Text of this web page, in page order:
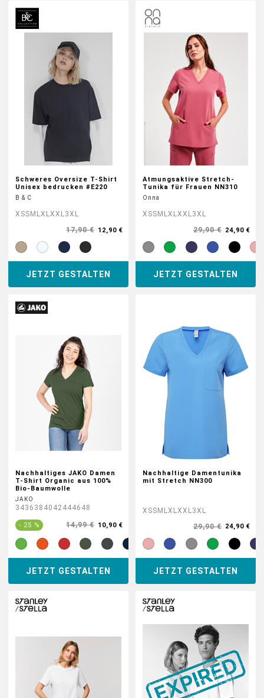
Schweres Oversize T-Shirt
Unisex bedrucken #E220
B & C
XSS M LXLXXL3XL
17,90 € 12,90 €
JETZT GESTALTEN
Atmungsaktive Stretch-
Tunika für Frauen NN310
Onna
XSS M LXLXXL3XL
29,90 € 24,90 €
JETZT GESTALTEN
Nachhaltiges JAKO Damen
T-Shirt Organic aus 100%
Bio-Baumwolle
JAKO
3436 38 40 42 4446 48
- 25 % 14,99 € 10,90 €
JETZT GESTALTEN
Nachhaltige Damentunika
mit Stretch NN300
XSSM L XL XXL 3XL
29,90 € 24,90 €
JETZT GESTALTEN